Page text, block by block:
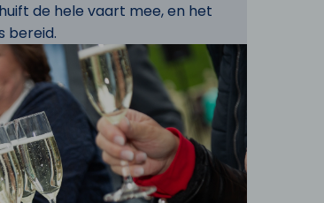
de hele vaart mee, en het
bereid.